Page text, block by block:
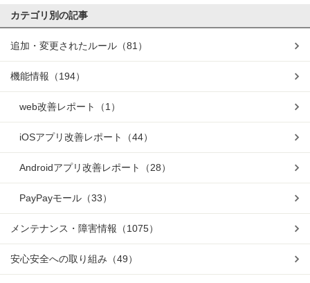
カテゴリ別の記事
追加・変更されたルール （81）
機能情報 （194）
web改善レポート （1）
iOSアプリ改善レポート （44）
Androidアプリ改善レポート （28）
PayPayモール （33）
メンテナンス・障害情報 （1075）
安心安全への取り組み （49）